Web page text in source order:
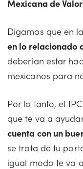
Mexicana de
Digamos que en
en lo relacionado
deberían estar
mexicanos para
Por lo tanto, el
que te va a
cuenta con un
se trata de tu
igual modo te va